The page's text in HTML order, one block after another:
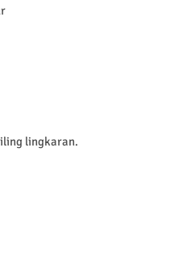
lingkaran.